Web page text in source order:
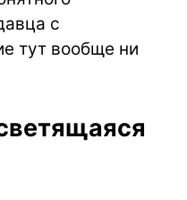
с
тут вообще ни